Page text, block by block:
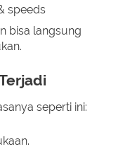
speeds
bisa langsung
seperti ini: